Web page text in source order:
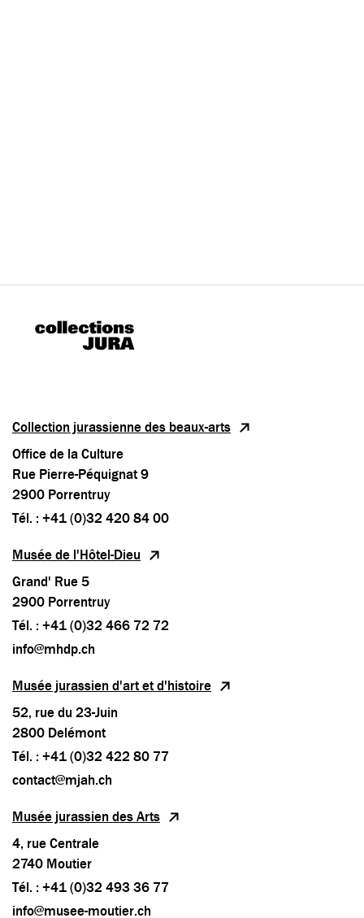
Collection jurassienne des beaux-arts
Office de la Culture
Rue Pierre-Péquignat 9
2900 Porrentruy
Tél. : +41 (0)32 420 84 00
Musée de l'Hôtel-Dieu
Grand' Rue 5
2900 Porrentruy
Tél. : +41 (0)32 466 72 72
info@mhdp.ch
Musée jurassien d'art et d'histoire
52, rue du 23-Juin
2800 Delémont
Tél. : +41 (0)32 422 80 77
contact@mjah.ch
Musée jurassien des Arts
4, rue Centrale
2740 Moutier
Tél. : +41 (0)32 493 36 77
info@musee-moutier.ch